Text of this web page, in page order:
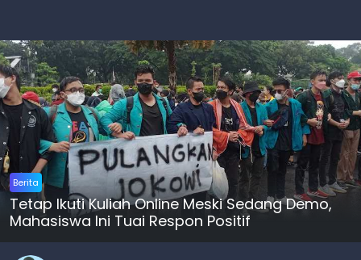
Berita
Tetap Ikuti Kuliah Online Meski Sedang Demo,
Mahasiswa Ini Tuai Respon Positif